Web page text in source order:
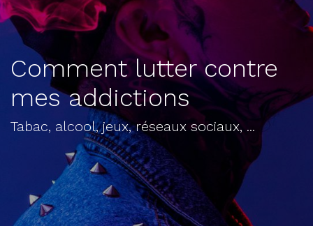
Comment lutter contre
mes addictions
Tabac, alcool, jeux, réseaux sociaux, ...